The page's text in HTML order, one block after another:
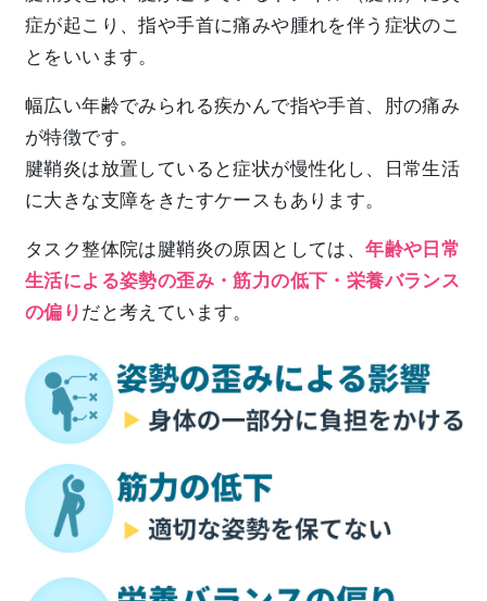
症が起こり、指や手首に痛みや腫れを伴う症状のこ
とをいいます。
幅広い年齢でみられる疾かんで指や手首、肘の痛み
が特徴です。
腱鞘炎は放置していると症状が慢性化し、日常生活
に大きな支障をきたすケースもあります。
タスク整体院は腱鞘炎の原因としては、年齢や日常
生活による姿勢の歪み・筋力の低下・栄養バランス
の偏り だと考えています。